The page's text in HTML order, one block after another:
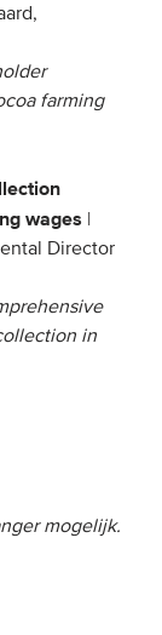
farming
wages
Director
in
mogelijk.